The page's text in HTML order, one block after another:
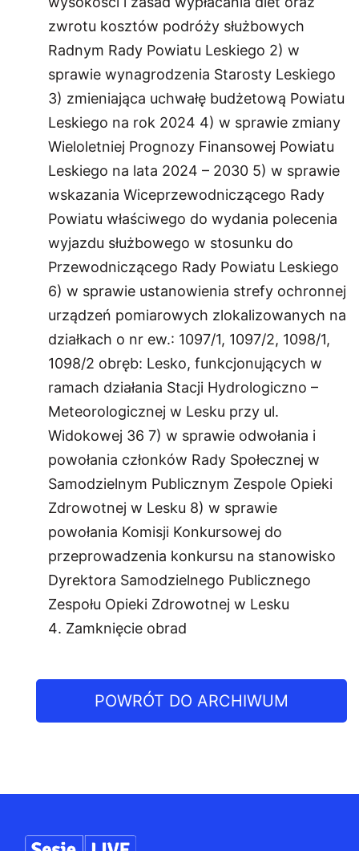
zwrotu kosztów podróży służbowych
Radnym Rady Powiatu Leskiego 2) w
sprawie wynagrodzenia Starosty Leskiego
3) zmieniająca uchwałę budżetową Powiatu
Leskiego na rok 2024 4) w sprawie zmiany
Wieloletniej Prognozy Finansowej Powiatu
Leskiego na lata 2024 – 2030 5) w sprawie
wskazania Wiceprzewodniczącego Rady
Powiatu właściwego do wydania polecenia
wyjazdu służbowego w stosunku do
Przewodniczącego Rady Powiatu Leskiego
6) w sprawie ustanowienia strefy ochronnej
urządzeń pomiarowych zlokalizowanych na
działkach o nr ew.: 1097/1, 1097/2, 1098/1,
1098/2 obręb: Lesko, funkcjonujących w
ramach działania Stacji Hydrologiczno –
Meteorologicznej w Lesku przy ul.
Widokowej 36 7) w sprawie odwołania i
powołania członków Rady Społecznej w
Samodzielnym Publicznym Zespole Opieki
Zdrowotnej w Lesku 8) w sprawie
powołania Komisji Konkursowej do
przeprowadzenia konkursu na stanowisko
Dyrektora Samodzielnego Publicznego
Zespołu Opieki Zdrowotnej w Lesku
Zamknięcie obrad
POWRÓT DO ARCHIWUM